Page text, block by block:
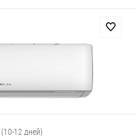
(10-12 дней)